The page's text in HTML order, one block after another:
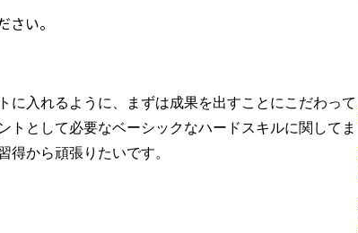
い。
に入れるように、まずは成果を出すことにこだわって
トとして必要なベーシックなハードスキルに関してま
得から頑張りたいです。